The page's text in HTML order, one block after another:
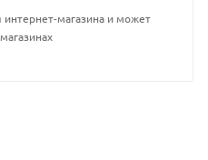
интернет-магазина и может